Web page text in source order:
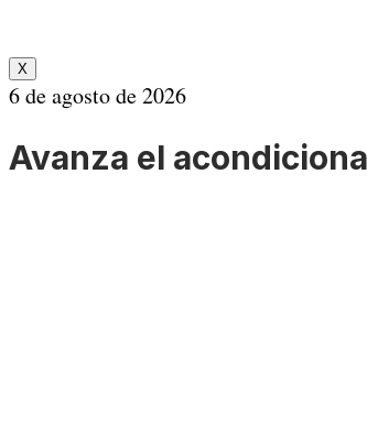
X
6 de agosto de 2026
Avanza el